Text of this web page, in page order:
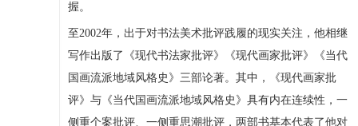
握。
至2002年，出于对书法美术批评践履的现实关注，他相继
写作出版了《现代书法家批评》《现代画家批评》《当代
国画流派地域风格史》三部论著。其中，《现代画家批
评》与《当代国画流派地域风格史》具有内在连续性，一
侧重个案批评、一侧重思潮批评，两部书基本代表了他对